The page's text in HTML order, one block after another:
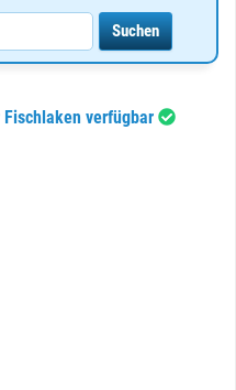
Fischlaken verfügbar